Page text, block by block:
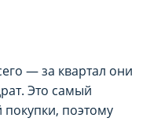
— за квартал они
Это самый
поэтому